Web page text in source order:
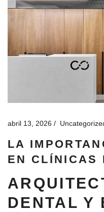
abril 13, 2026
LA
EN CLÍNICAS
DENTAL Y